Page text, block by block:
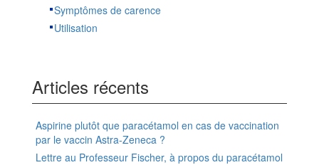
Symptômes de carence
Utilisation
Articles récents
Aspirine plutôt que paracétamol en cas de vaccination
par le vaccin Astra-Zeneca ?
Lettre au Professeur Fischer, à propos du paracétamol